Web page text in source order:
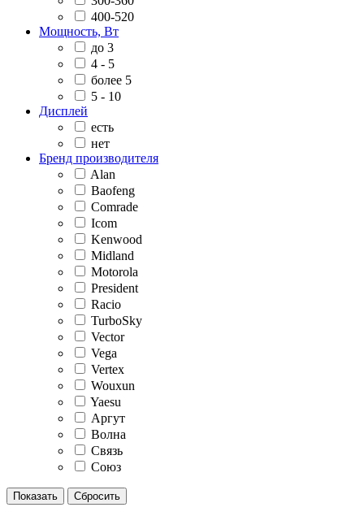
400-520
Мощность, Вт
до 3
4 - 5
более 5
5 - 10
Дисплей
есть
нет
Бренд производителя
Alan
Baofeng
Comrade
Icom
Kenwood
Midland
Motorola
President
Racio
TurboSky
Vector
Vega
Vertex
Wouxun
Yaesu
Аргут
Волна
Связь
Союз